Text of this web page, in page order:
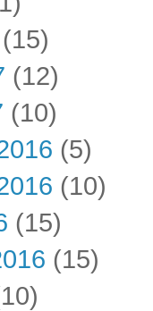
(15)
(12)
(10)
(5)
(10)
(15)
(15)